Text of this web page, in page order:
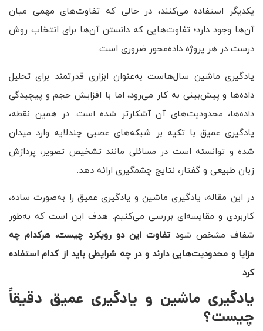
یکدیگر استفاده می‌کنند، در حالی که تفاوت‌های مهمی میان
آن‌ها وجود دارد؛ تفاوت‌هایی که دانستن آن‌ها برای انتخاب روش
درست در هر پروژه داده‌محور ضروری است.
یادگیری ماشین سال‌هاست به‌عنوان ابزاری قدرتمند برای تحلیل
داده‌ها و پیش‌بینی به کار می‌رود، اما با افزایش حجم و پیچیدگی
داده‌ها، محدودیت‌های آن آشکارتر شده است. در همین نقطه،
یادگیری عمیق با تکیه بر شبکه‌های عصبی چندلایه وارد میدان
شده و توانسته است در مسائلی مانند تشخیص تصویر، پردازش
زبان طبیعی و گفتار، نتایج چشمگیری ارائه دهد.
در این مقاله، یادگیری ماشین و یادگیری عمیق را به‌صورت ساده،
کاربردی و مقایسه‌ای بررسی می‌کنیم. هدف این است که به‌طور
شفاف مشخص شود تفاوت این دو رویکرد چیست، هرکدام چه
مزایا و محدودیت‌هایی دارند و در چه شرایطی باید از کدام استفاده
کرد.
یادگیری ماشین و یادگیری عمیق دقیقاً
چیست؟